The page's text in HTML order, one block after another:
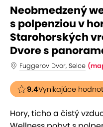
Neobmedzený
s polpenziou v
Starohorských
Dvore s
Fuggerov Dvor, Selce
9.4Vynikajúce
Hory, ticho a čistý